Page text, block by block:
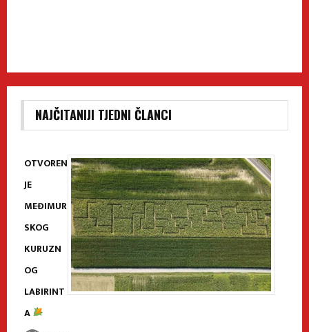
NAJČITANIJI TJEDNI ČLANCI
OTVOREN
JE
MEĐIMUR
SKOG
KURUZN
OG
LABIRINT
A